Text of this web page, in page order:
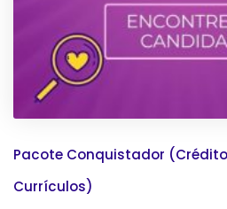
Pacote Conquistador
Currículos)